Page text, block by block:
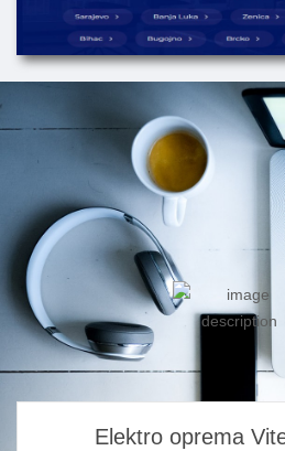
Elektro oprema